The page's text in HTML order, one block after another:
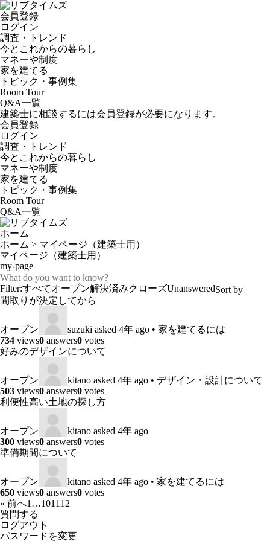
会員登録
ログイン
調査・トレンド
今とこれからの暮らし
マネーや制度
家を建てる
トピック・事例集
Room Tour
Q&A一覧
建築士に相談するには会員登録が必要になります。
会員登録
ログイン
調査・トレンド
今とこれからの暮らし
マネーや制度
家を建てる
トピック・事例集
Room Tour
Q&A一覧
ホーム
ホーム > マイページ（建築士用）
マイページ（建築士用）
my-page
Filter:すべてオープン解決済みクローズUnanswered
間取りが決定してから
オープン suzuki asked 4年 ago • 家を建てるには
734 views0 answers0 votes
好みのデザインについて
オープン kitano asked 4年 ago • デザイン・設計について
503 views0 answers0 votes
利便性高い土地の探し方
オープン kitano asked 4年 ago
300 views0 answers0 votes
準備期間について
オープン kitano asked 4年 ago • 家を建てるには
650 views0 answers0 votes
« 前へ1 …1011 12
質問する
ログアウト
パスワードを変更